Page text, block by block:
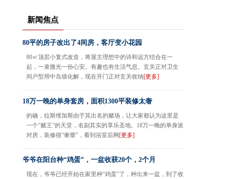
新闻焦点
80平的房子改出了4间房，客厅变小花园
80㎡顶层小复式改造，将屋主理想中的诗和远方结合在一
起，一束微光一份心安。有趣也有生活气息。玄关正对卫生
间户型用中岛墙化解，现在开门正对玄关收纳[更多]
18万一晚的单身套房，面积1300平装修太奢
的确，拉斯维加斯由于其出名的赌场，让大家都认为这里是
一个“赌王”的天堂，名副其实的享乐圣地。18万一晚的单身派
对房，装修很“奢靡”，看到浴室后网 [更多]
爷爷在阳台种“鸡蛋”，一盆收获20个，2个月
现在，爷爷已经开始在家里种“鸡蛋”了，种出来一盆，到了收